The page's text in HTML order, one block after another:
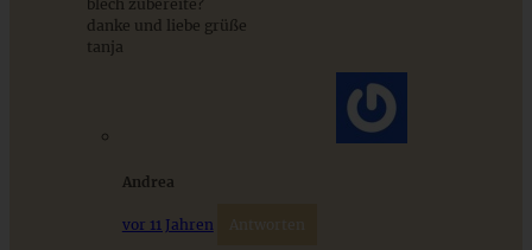
Stracciatella-Quarkcreme mit Kirschgrütze - einfaches
blech zubereite?
danke und liebe grüße
tanja
Andrea
vor 11 Jahren Antworten